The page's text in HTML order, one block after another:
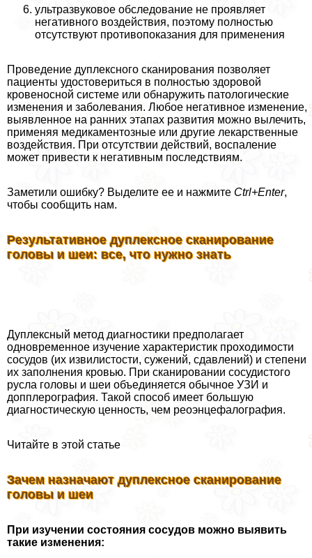
ультразвуковое обследование не проявляет
негативного воздействия, поэтому полностью
отсутствуют противопоказания для применения
Проведение дуплексного сканирования позволяет
пациенты удостовериться в полностью здоровой
кровеносной системе или обнаружить патологические
изменения и заболевания. Любое негативное изменение,
выявленное на ранних этапах развития можно вылечить,
применяя медикаментозные или другие лекарственные
воздействия. При отсутствии действий, воспаление
может привести к негативным последствиям.
Заметили ошибку? Выделите ее и нажмите Ctrl+Enter,
чтобы сообщить нам.
Результативное дуплексное сканирование
головы и шеи: все, что нужно знать
Дуплексный метод диагностики предполагает
одновременное изучение хаpaктеристик проходимости
сосудов (их извилистости, сужений, сдавлений) и степени
их заполнения кровью. При сканировании сосудистого
русла головы и шеи объединяется обычное УЗИ и
допплерография. Такой способ имеет большую
диагностическую ценность, чем реоэнцефалография.
Читайте в этой статье
Зачем назначают дуплексное сканирование
головы и шеи
При изучении состояния сосудов можно выявить
такие изменения: